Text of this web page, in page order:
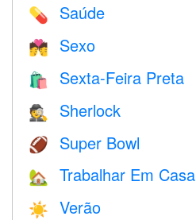
💊 Saúde
💏 Sexo
🛍 Sexta-Feira Preta
🕵️ Sherlock
🏈 Super Bowl
🏡 Trabalhar Em Casa
☀️ Verão